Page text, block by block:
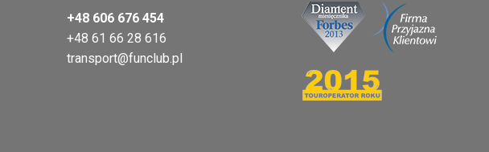
+48 606 676 454
+48 61 66 28 616
transport@funclub.pl